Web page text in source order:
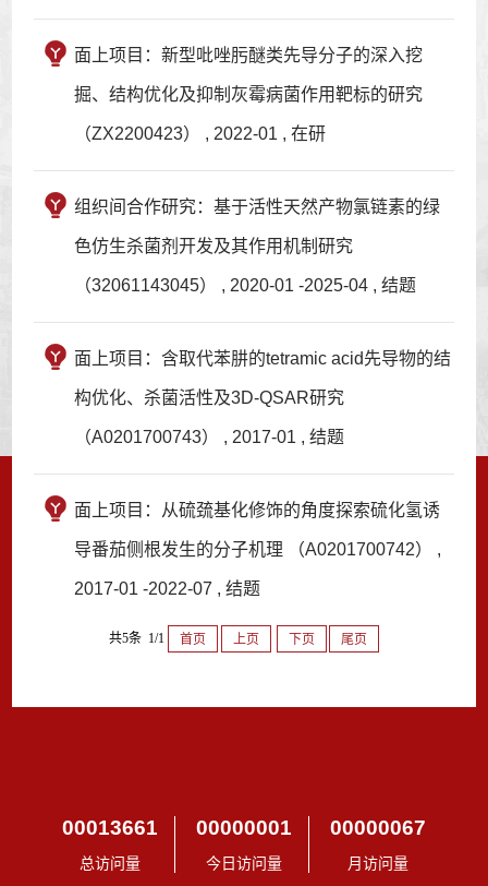
面上项目：新型吡唑肟醚类先导分子的深入挖
掘、结构优化及抑制灰霉病菌作用靶标的研究
（ZX2200423） , 2022-01 , 在研
组织间合作研究：基于活性天然产物氯链素的绿
色仿生杀菌剂开发及其作用机制研究
（32061143045） , 2020-01 -2025-04 , 结题
面上项目：含取代苯肼的tetramic acid先导物的结
构优化、杀菌活性及3D-QSAR研究
（A0201700743） , 2017-01 , 结题
面上项目：从硫巯基化修饰的角度探索硫化氢诱
导番茄侧根发生的分子机理 （A0201700742） ,
2017-01 -2022-07 , 结题
共5条 1/1 首页 上页 下页 尾页
00013661
总访问量
00000001
今日访问量
00000067
月访问量